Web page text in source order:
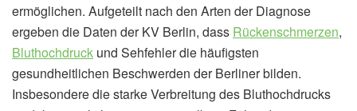
ermöglichen. Aufgeteilt nach den Arten der Diagnose
ergeben die Daten der KV Berlin, dass Rückenschmerzen,
Bluthochdruck und Sehfehler die häufigsten
gesundheitlichen Beschwerden der Berliner bilden.
Insbesondere die starke Verbreitung des Bluthochdrucks